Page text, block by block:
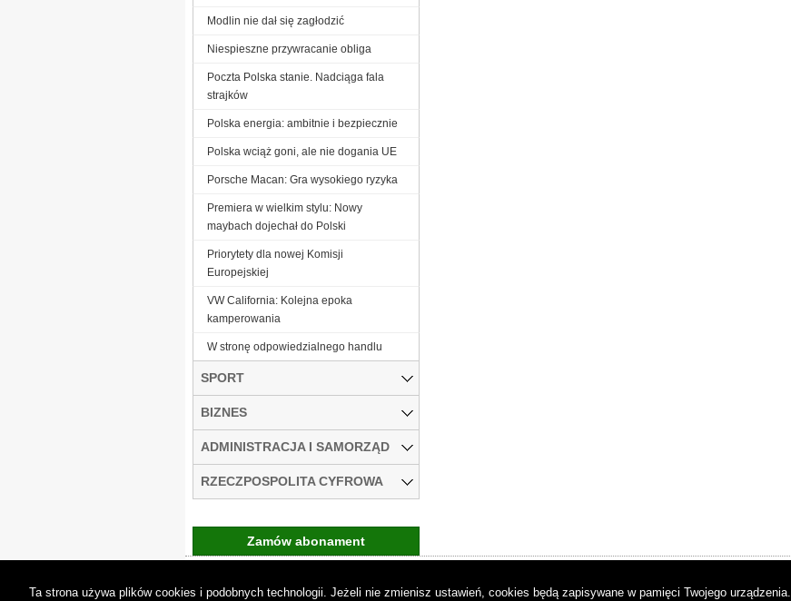
Modlin nie dał się zagłodzić
Niespieszne przywracanie obliga
Poczta Polska stanie. Nadciąga fala
strajków
Polska energia: ambitnie i bezpiecznie
Polska wciąż goni, ale nie dogania UE
Porsche Macan: Gra wysokiego ryzyka
Premiera w wielkim stylu: Nowy
maybach dojechał do Polski
Priorytety dla nowej Komisji
Europejskiej
VW California: Kolejna epoka
kamperowania
W stronę odpowiedzialnego handlu
SPORT
BIZNES
ADMINISTRACJA I SAMORZĄD
RZECZPOSPOLITA CYFROWA
Zamów abonament
Ta strona używa plików cookies i podobnych technologii. Jeżeli nie zmienisz ustawień, cookies będą zapisywane w pamięci Twojego urządzenia.